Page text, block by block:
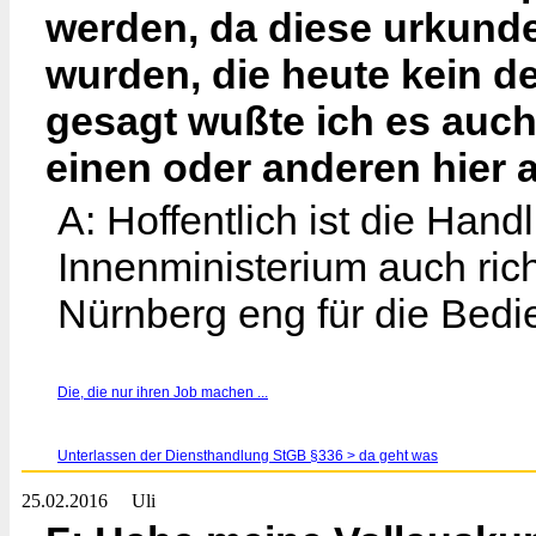
werden, da diese
wurden, die heute kein
gesagt wußte ich es
einen oder anderen hier
A: Hoffentlich ist die
Innenministerium auch
Nürnberg eng für die
Die, die nur ihren Job machen ...
Unterlassen der Diensthandlung StGB §336 > da geht was
25.02.2016 Uli